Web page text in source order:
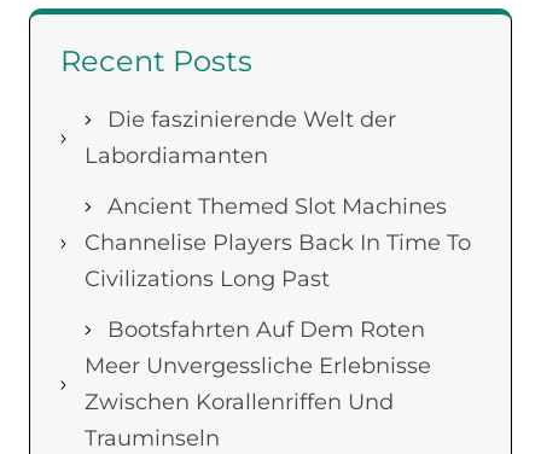
Recent Posts
Die faszinierende Welt der
Labordiamanten
Ancient Themed Slot Machines
Channelise Players Back In Time To
Civilizations Long Past
Bootsfahrten Auf Dem Roten
Meer Unvergessliche Erlebnisse
Zwischen Korallenriffen Und
Trauminseln